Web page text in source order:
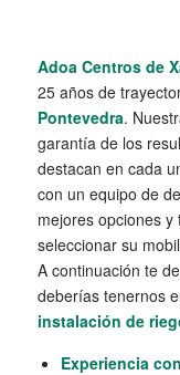
Adoa Centros de
25 años de
Pontevedra.
garantía de los
destacan en cada
con un equipo de
mejores opciones
seleccionar su
A continuación te
deberías tenernos
instalación de
Experiencia